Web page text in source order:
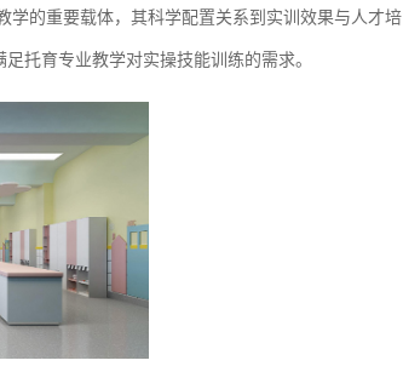
的重要载体，其科学配置关系到实训效果与人才培
托育专业教学对实操技能训练的需求。